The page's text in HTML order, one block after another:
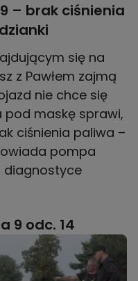
– brak ciśnienia
się na
z Pawłem zajmą
nie chce się
pod maskę sprawi,
ciśnienia paliwa –
pompa
diagnostyce
9 odc. 14